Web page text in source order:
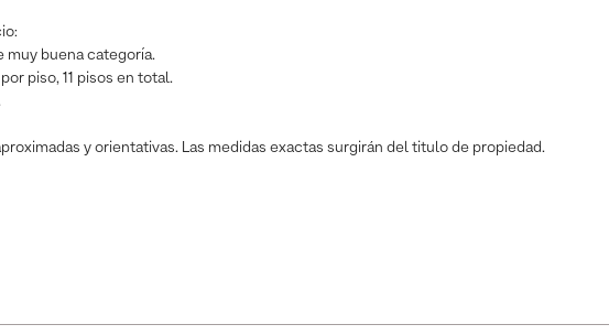
muy buena categoría.
piso, 11 pisos en total.
y orientativas. Las medidas exactas surgirán del titulo de propiedad.